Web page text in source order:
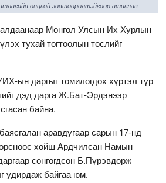
онцгой зөвшөөрөлтэйгөөр ашиглав
Монгол Улсын Их Хурлын
тухай тогтоолын төслийг
ын даргыг томилогдох хүртэл түр
дэд дарга Ж.Бат-Эрдэнээр
байна.
аравдугаар сарын 17-нд
хойш Ардчилсан Намын
сонгогдсон Б.Пүрэвдорж
удирдаж байгаа юм.